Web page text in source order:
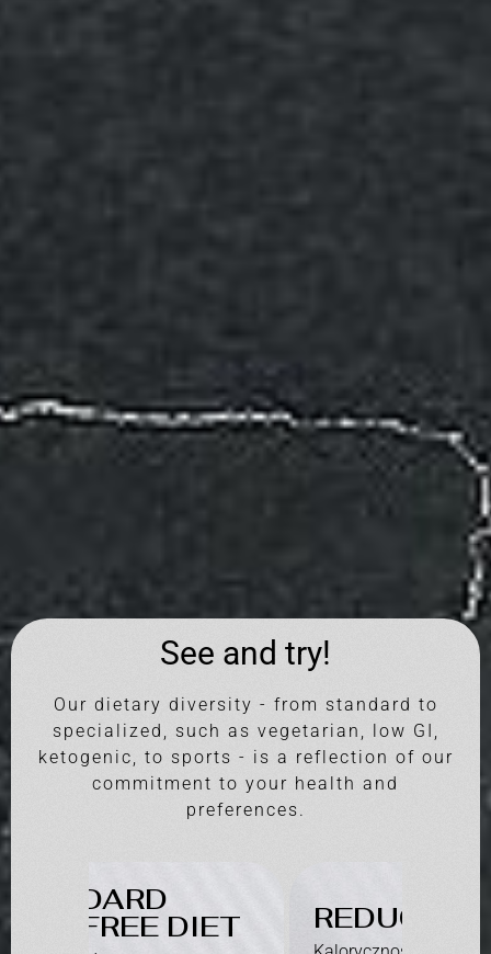
See and try!
Our dietary diversity - from standard to
specialized, such as vegetarian, low GI,
ketogenic, to sports - is a reflection of our
commitment to your health and
preferences.
REDUCTION Diet